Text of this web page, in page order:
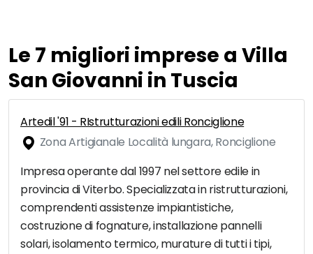
Le 7 migliori imprese a Villa
San Giovanni in Tuscia
Artedil '91 - RIstrutturazioni edili Ronciglione
Zona Artigianale Località lungara, Ronciglione
Impresa operante dal 1997 nel settore edile in
provincia di Viterbo. Specializzata in ristrutturazioni,
comprendenti assistenze impiantistiche,
costruzione di fognature, installazione pannelli
solari, isolamento termico, murature di tutti i tipi,